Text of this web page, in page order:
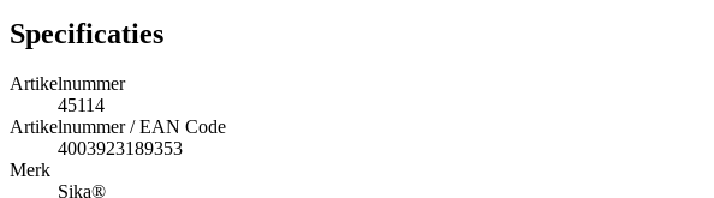
Specificaties
Artikelnummer
45114
Artikelnummer / EAN Code
4003923189353
Merk
Sika®